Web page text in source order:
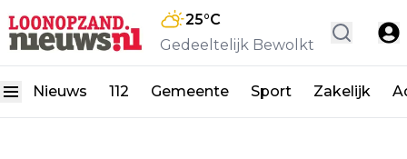
25°C
Gedeeltelijk Bewolkt
Nieuws 112 Gemeente Sport Zakelijk